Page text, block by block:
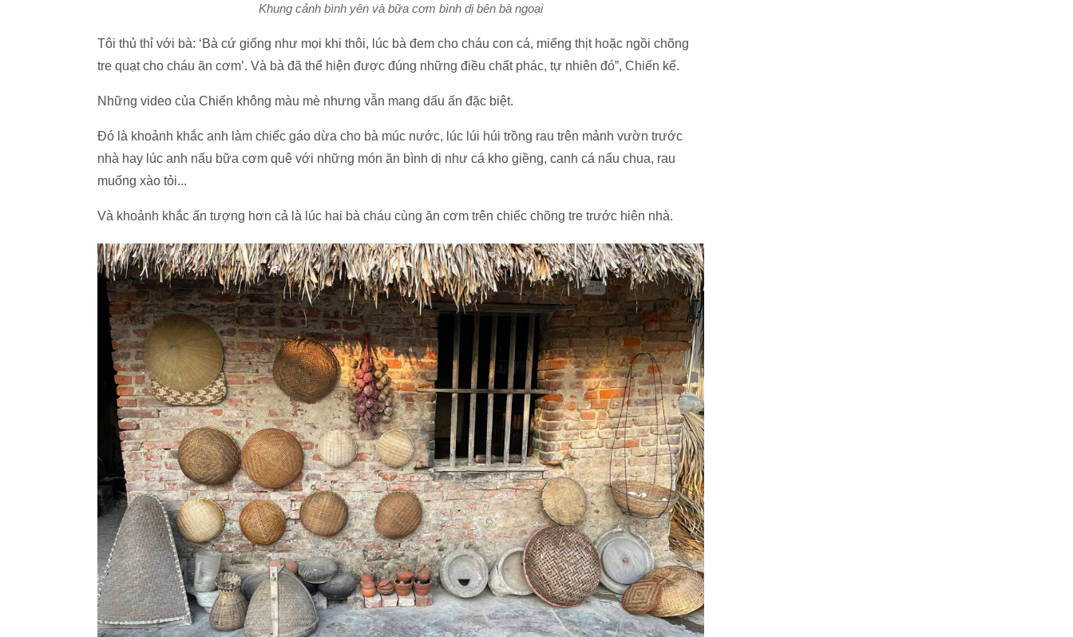
Khung cảnh bình yên và bữa cơm bình dị bên bà ngoại
Tôi thủ thỉ với bà: ‘Bà cứ giống như mọi khi thôi, lúc bà đem cho cháu con cá, miếng thịt hoặc ngồi chõng
tre quạt cho cháu ăn cơm’. Và bà đã thể hiện được đúng những điều chất phác, tự nhiên đó”, Chiến kể.
Những video của Chiến không màu mè nhưng vẫn mang dấu ấn đặc biệt.
Đó là khoảnh khắc anh làm chiếc gáo dừa cho bà múc nước, lúc lúi húi trồng rau trên mảnh vườn trước
nhà hay lúc anh nấu bữa cơm quê với những món ăn bình dị như cá kho giềng, canh cá nấu chua, rau
muống xào tỏi...
Và khoảnh khắc ấn tượng hơn cả là lúc hai bà cháu cùng ăn cơm trên chiếc chõng tre trước hiên nhà.